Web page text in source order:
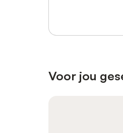
Voor jou